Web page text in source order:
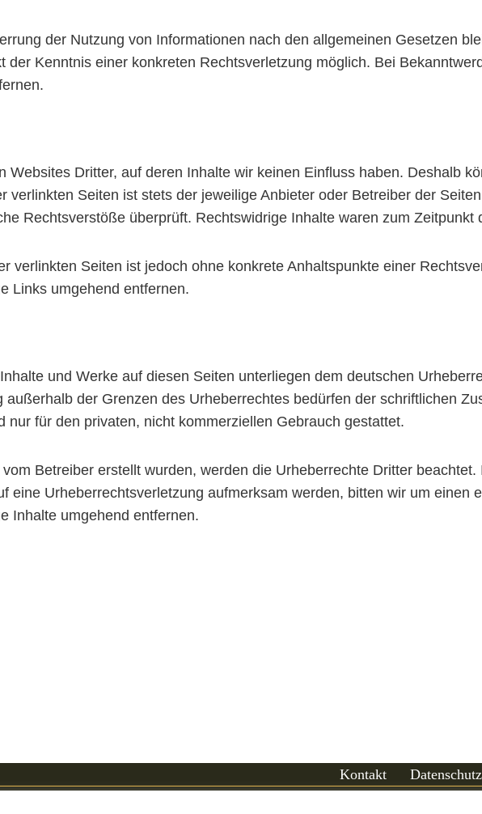
der Nutzung von Informationen nach den allgemeinen Gesetzen
der Kenntnis einer konkreten Rechtsverletzung möglich. Bei
Websites Dritter, auf deren Inhalte wir keinen Einfluss haben. Deshalb
verlinkten Seiten ist stets der jeweilige Anbieter oder Betreiber der
Rechtsverstöße überprüft. Rechtswidrige Inhalte waren zum Zeitpunkt
verlinkten Seiten ist jedoch ohne konkrete Anhaltspunkte einer
Links umgehend entfernen.
und Werke auf diesen Seiten unterliegen dem deutschen
der Grenzen des Urheberrechtes bedürfen der schriftlichen
nur für den privaten, nicht kommerziellen Gebrauch gestattet.
Betreiber erstellt wurden, werden die Urheberrechte Dritter
eine Urheberrechtsverletzung aufmerksam werden, bitten wir um einen
Inhalte umgehend entfernen.
Kontakt